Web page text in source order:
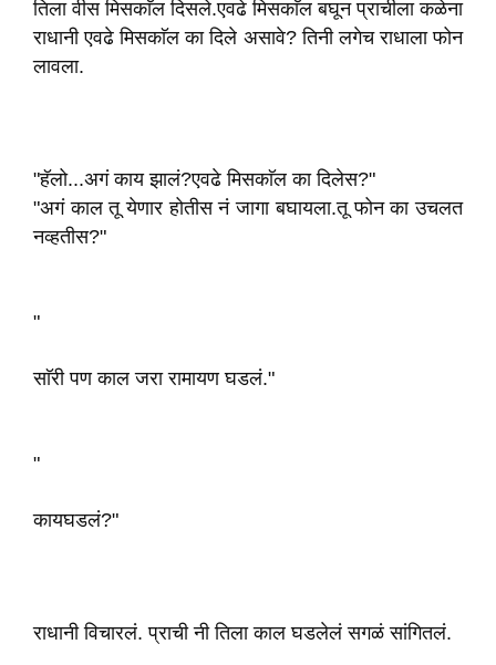
तिला वीस मिसकाॅल दिसले.एवढे मिसकाॅल बघून प्राचीला कळेना
राधानी एवढे मिसकाॅल का दिले असावे? तिनी लगेच राधाला फोन
लावला.
"हॅलो...अगं काय झालं?एवढे मिसकाॅल का दिलेस?"
"अगं काल तू येणार होतीस नं जागा बघायला.तू फोन का उचलत
नव्हतीस?"
"
साॅरी पण काल जरा रामायण घडलं."
"
कायघडलं?"
राधानी विचारलं. प्राची नी तिला काल घडलेलं सगळं सांगितलं.